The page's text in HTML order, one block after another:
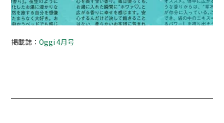
掲載誌：Oggi 4月号